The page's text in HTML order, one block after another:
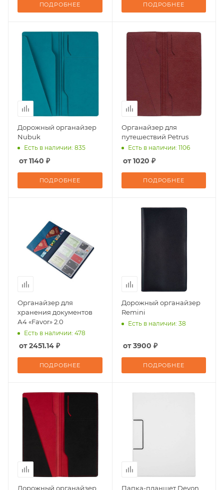
ПОДРОБНЕЕ ПОДРОБНЕЕ
Дорожный органайзер
Nubuk
Есть в наличии: 835
от 1140 ₽
ПОДРОБНЕЕ
Органайзер для
путешествий Petrus
Есть в наличии: 1106
от 1020 ₽
ПОДРОБНЕЕ
Органайзер для
хранения документов
А4 «Favor» 2.0
Есть в наличии: 478
от 2451.14 ₽
ПОДРОБНЕЕ
Дорожный органайзер
Remini
Есть в наличии: 38
от 3900 ₽
ПОДРОБНЕЕ
Дорожный органайзер Папка-планшет Devon